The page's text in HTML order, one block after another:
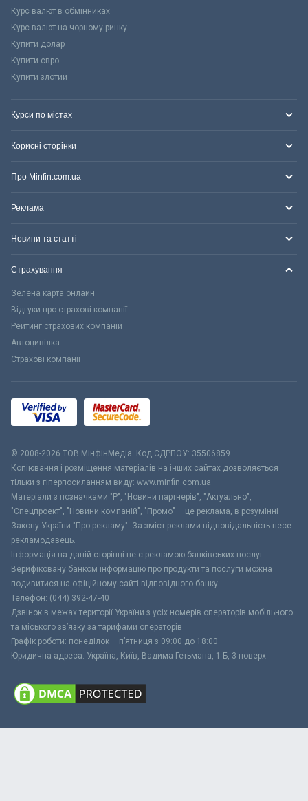
Курс валют в обмінниках
Курс валют на чорному ринку
Купити долар
Купити євро
Купити злотий
Курси по містах
Корисні сторінки
Про Minfin.com.ua
Реклама
Новини та статті
Страхування
Зелена карта онлайн
Відгуки про страхові компанії
Рейтинг страхових компаній
Автоцивілка
Страхові компанії
© 2008-2026 ТОВ МiнфiнМедiа. Код ЄДРПОУ: 35506859
Копіювання і розміщення матеріалів на інших сайтах дозволяється
тільки з гіперпосиланням виду: www.minfin.com.ua
Матеріали з позначками "Р", "Новини партнерів", "Актуально",
"Спецпроект", "Новини компаній", "Промо" – це реклама, в розумінні
Закону України "Про рекламу". За зміст реклами відповідальність несе
рекламодавець.
Інформація на даній сторінці не є рекламою банківських послуг.
Верифіковану банком інформацію про продукти та послуги можна
подивитися на офіційному сайті відповідного банку.
Телефон: (044) 392-47-40
Дзвінок в межах території України з усіх номерів операторів мобільного
та міського зв’язку за тарифами операторів
Графік роботи: понеділок – п’ятниця з 09:00 до 18:00
Юридична адреса: Україна, Київ, Вадима Гетьмана, 1-Б, 3 поверх